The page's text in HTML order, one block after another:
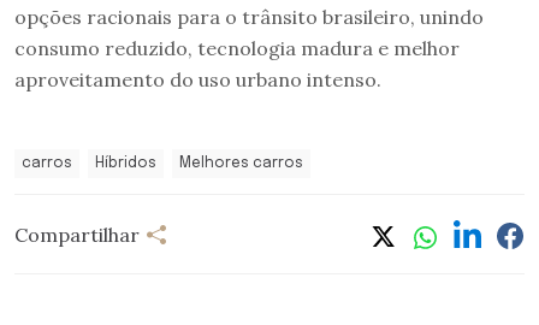
opções racionais para o trânsito brasileiro, unindo
consumo reduzido, tecnologia madura e melhor
aproveitamento do uso urbano intenso.
carros Híbridos Melhores carros
Compartilhar